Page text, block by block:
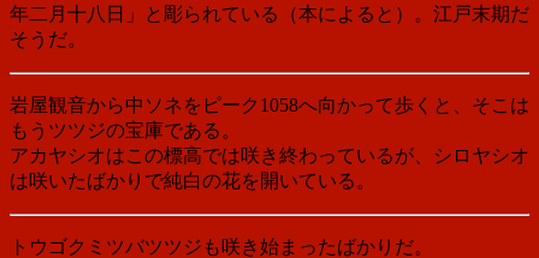
年二月十八日」と彫られている（本によると）。江戸末期だ
そうだ。
岩屋観音から中ソネをピーク1058へ向かって歩くと、そこは
もうツツジの宝庫である。
アカヤシオはこの標高では咲き終わっているが、シロヤシオ
は咲いたばかりで純白の花を開いている。
トウゴクミツバツツジも咲き始まったばかりだ。